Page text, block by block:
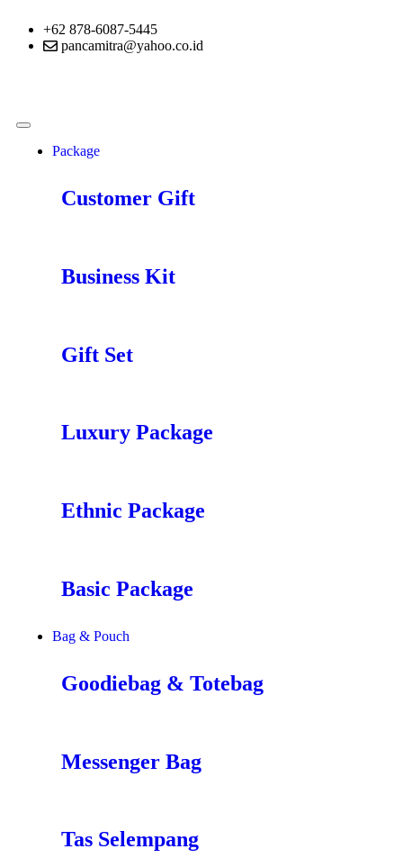
+62 878-6087-5445
pancamitra@yahoo.co.id
Package
Customer Gift
Business Kit
Gift Set
Luxury Package
Ethnic Package
Basic Package
Bag & Pouch
Goodiebag & Totebag
Messenger Bag
Tas Selempang